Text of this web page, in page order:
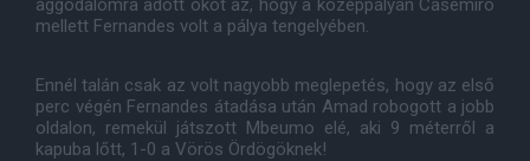
aggodalomra adott okot az, hogy a középpályán Casemiro
mellett Fernandes volt a pálya tengelyében.
Ennél talán csak az volt nagyobb meglepetés, hogy az első
perc végén Fernandes átadása után Amad robogott a jobb
oldalon, remekül játszott Mbeumo elé, aki 9 méterről a
kapuba lőtt, 1-0 a Vörös Ördögöknek!